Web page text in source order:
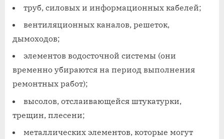
труб, силовых и информационных кабелей;
вентиляционных каналов, решеток,
дымоходов;
элементов водосточной системы (они
временно убираются на период выполнения
ремонтных работ);
высолов, отслаивающейся штукатурки,
трещин, плесени;
металлических элементов, которые могут